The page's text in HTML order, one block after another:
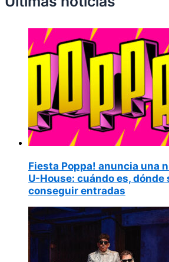
Fiesta Poppa! anuncia una
U-House: cuándo es, dónde
conseguir entradas